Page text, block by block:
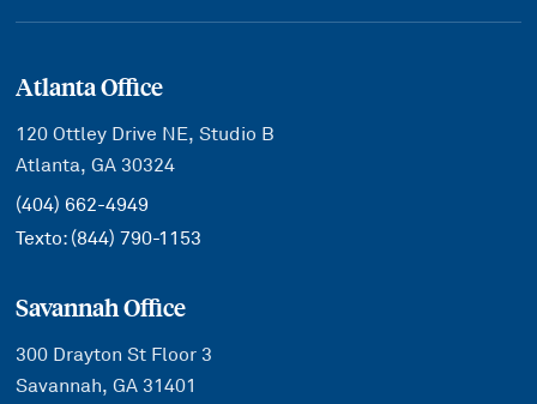
Atlanta Office
120 Ottley Drive NE, Studio B
Atlanta, GA 30324
(404) 662-4949
Texto: (844) 790-1153
Savannah Office
300 Drayton St Floor 3
Savannah, GA 31401